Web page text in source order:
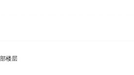
楼层